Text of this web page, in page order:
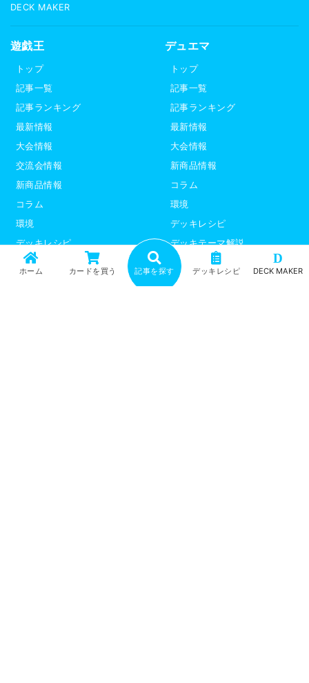
ホーム カードを買う 記事を探す デッキレシピ
D
DECK MAKER
DECK MAKER
遊戯王
トップ
記事一覧
記事ランキング
最新情報
大会情報
交流会情報
新商品情報
コラム
環境
デッキレシピ
デッキテーマ解説
デュエマ
トップ
記事一覧
記事ランキング
最新情報
大会情報
新商品情報
コラム
環境
デッキレシピ
デッキテーマ解説
ライター紹介
デュエプレ